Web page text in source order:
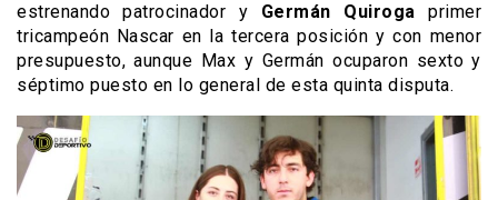
estrenando patrocinador y Germán Quiroga primer
tricampeón Nascar en la tercera posición y con menor
presupuesto, aunque Max y Germán ocuparon sexto y
séptimo puesto en lo general de esta quinta disputa.